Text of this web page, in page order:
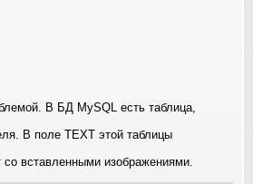
В БД MySQL есть таблица,
В поле TEXT этой таблицы
вставленными изображениями.